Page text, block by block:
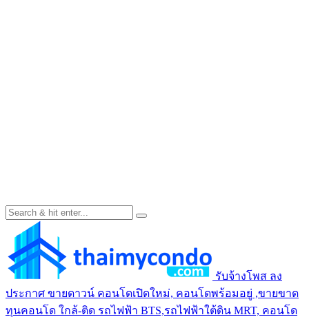
รับจ้างโพส ลง
ประกาศ ขายดาวน์ คอนโดเปิดใหม่, คอนโดพร้อมอยู่ ,ขายขาด
ทุนคอนโด ใกล้-ติด รถไฟฟ้า BTS,รถไฟฟ้าใต้ดิน MRT, คอนโด